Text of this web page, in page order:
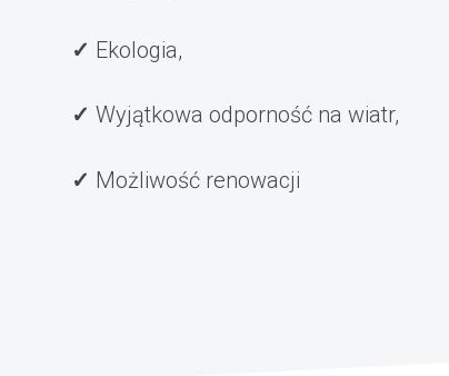
Ekologia,
Wyjątkowa odporność na wiatr,
Możliwość renowacji